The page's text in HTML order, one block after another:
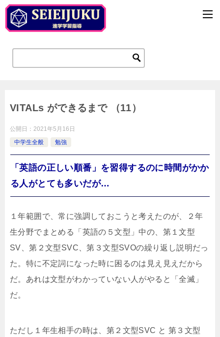
VITALs ができるまで （11）
公開日： 2021年5月16日
中学生全般
勉強
「英語の正しい順番」を習得するのに時間がかか
る人がとても多いだが…
１年範囲で、常に強調しておこうと考えたのが、２年
生分野でまとめる「英語の５文型」中の、第１文型
SV、第２文型SVC、第３文型SVOの繰り返し説明だっ
た。特に不定詞になった時に困るのは見え見えだから
だ。あれは文型がわかっていない人がやると「全滅」
だ。
ただし１年生相手の時は、第２文型SVC と 第３文型